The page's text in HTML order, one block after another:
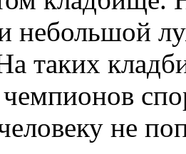
небольшой
таких
чемпионов
не